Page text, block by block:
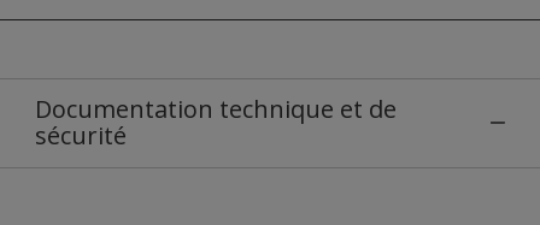
Documentation technique et de
sécurité